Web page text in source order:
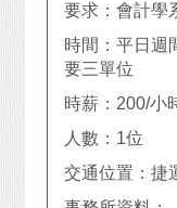
要求：會計學
時間：平日週
要三單位
時薪：200/小
人數：1位
交通位置：捷